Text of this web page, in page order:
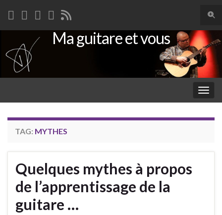
Search for:
Ma guitare et vous
TAG: MYTHES
Quelques mythes à propos
de l’apprentissage de la
guitare …